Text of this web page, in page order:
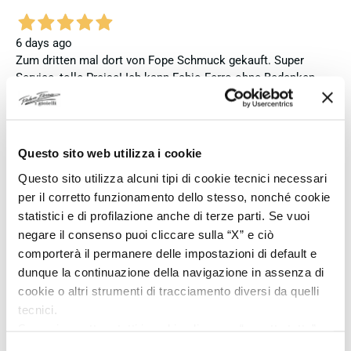
Questo sito web utilizza i cookie
Questo sito utilizza alcuni tipi di cookie tecnici necessari
per il corretto funzionamento dello stesso, nonché cookie
statistici e di profilazione anche di terze parti. Se vuoi
negare il consenso puoi cliccare sulla “X” e ciò
comporterà il permanere delle impostazioni di default e
dunque la continuazione della navigazione in assenza di
cookie o altri strumenti di tracciamento diversi da quelli
tecnici.
6 days ago
Zum dritten mal dort von Fope Schmuck gekauft. Super
Service, tolle Preise! Ich kann Fabio Ferro ohne Bedenken
weiterempfehlen. Einfach TOPP!!
7 days ago
Ich bin insgesamt mit meinem Kauf zufrieden. Die Uhr ist
neu, original und funktioniert einwandfrei. Besonders positiv
hervorheben möchte ich den attraktiven Preis sowie den
vollständig ausgefüllten und abgestempelten internationalen
Seiko-Garantieschein. Der Versand war außerdem schnell.
Dennoch vergebe ich 4 statt 5 Sterne, da die Lieferung nicht
meinen Erwartungen an einen autorisierten Seiko-Händler